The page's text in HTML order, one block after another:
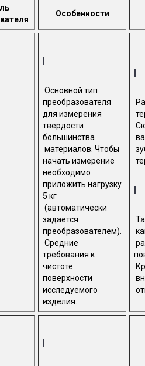
Особенности
Основной тип
преобразователя
для измерения
твердости
большинства
материалов. Чтобы
начать измерение
необходимо
приложить нагрузку
5 кг
(автоматически
задается
преобразователем).
Средние
требования к
чистоте
поверхности
исследуемого
изделия.